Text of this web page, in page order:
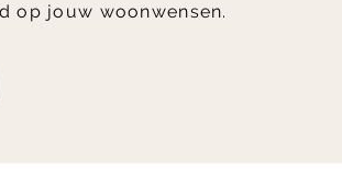
op jouw woonwensen.